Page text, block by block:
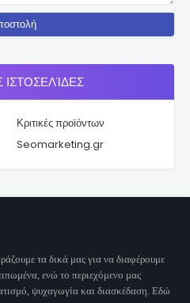
Κριτικές προϊόντων
Seomarketing.gr
τα δικά μας για να διαφέρουμε
ενώ το περιεχόμενο μας
ψυχαγωγία και διασκέδαση. Εδώ